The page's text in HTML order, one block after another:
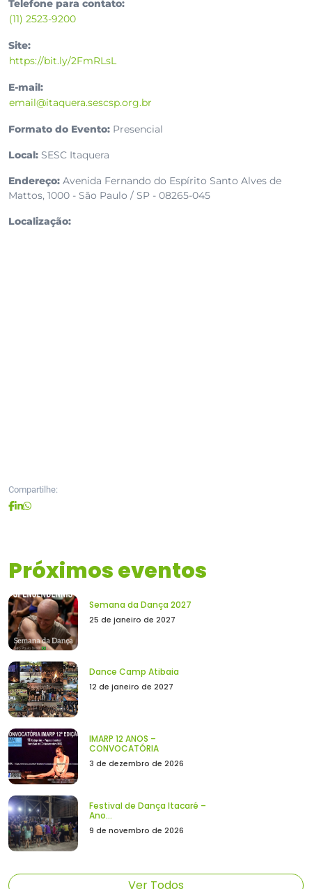
Telefone para contato:
(11) 2523-9200
Site:
https://bit.ly/2FmRLsL
E-mail:
email@itaquera.sescsp.org.br
Formato do Evento: Presencial
Local: SESC Itaquera
Endereço: Avenida Fernando do Espírito Santo Alves de
Mattos, 1000 - São Paulo / SP - 08265-045
Localização:
Compartilhe:
Próximos eventos
Semana da Dança 2027
25 de janeiro de 2027
Dance Camp Atibaia
12 de janeiro de 2027
IMARP 12 ANOS –
CONVOCATÓRIA
3 de dezembro de 2026
Festival de Dança Itacaré –
Ano...
9 de novembro de 2026
Ver Todos